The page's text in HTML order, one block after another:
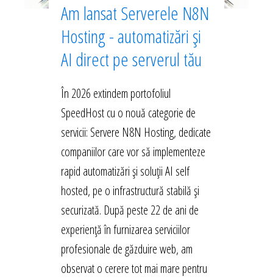
Am lansat Serverele N8N
Hosting - automatizări și
AI direct pe serverul tău
În 2026 extindem portofoliul
SpeedHost cu o nouă categorie de
servicii: Servere N8N Hosting, dedicate
companiilor care vor să implementeze
rapid automatizări și soluții AI self
hosted, pe o infrastructură stabilă și
securizată. După peste 22 de ani de
experiență în furnizarea serviciilor
profesionale de găzduire web, am
observat o cerere tot mai mare pentru